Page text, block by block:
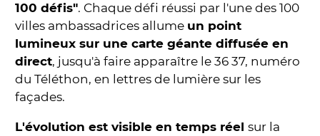
100 défis". Chaque défi réussi par l'une des 100
villes ambassadrices allume un point
lumineux sur une carte géante diffusée en
direct, jusqu'à faire apparaître le 36 37, numéro
du Téléthon, en lettres de lumière sur les
façades.
L'évolution est visible en temps réel sur la